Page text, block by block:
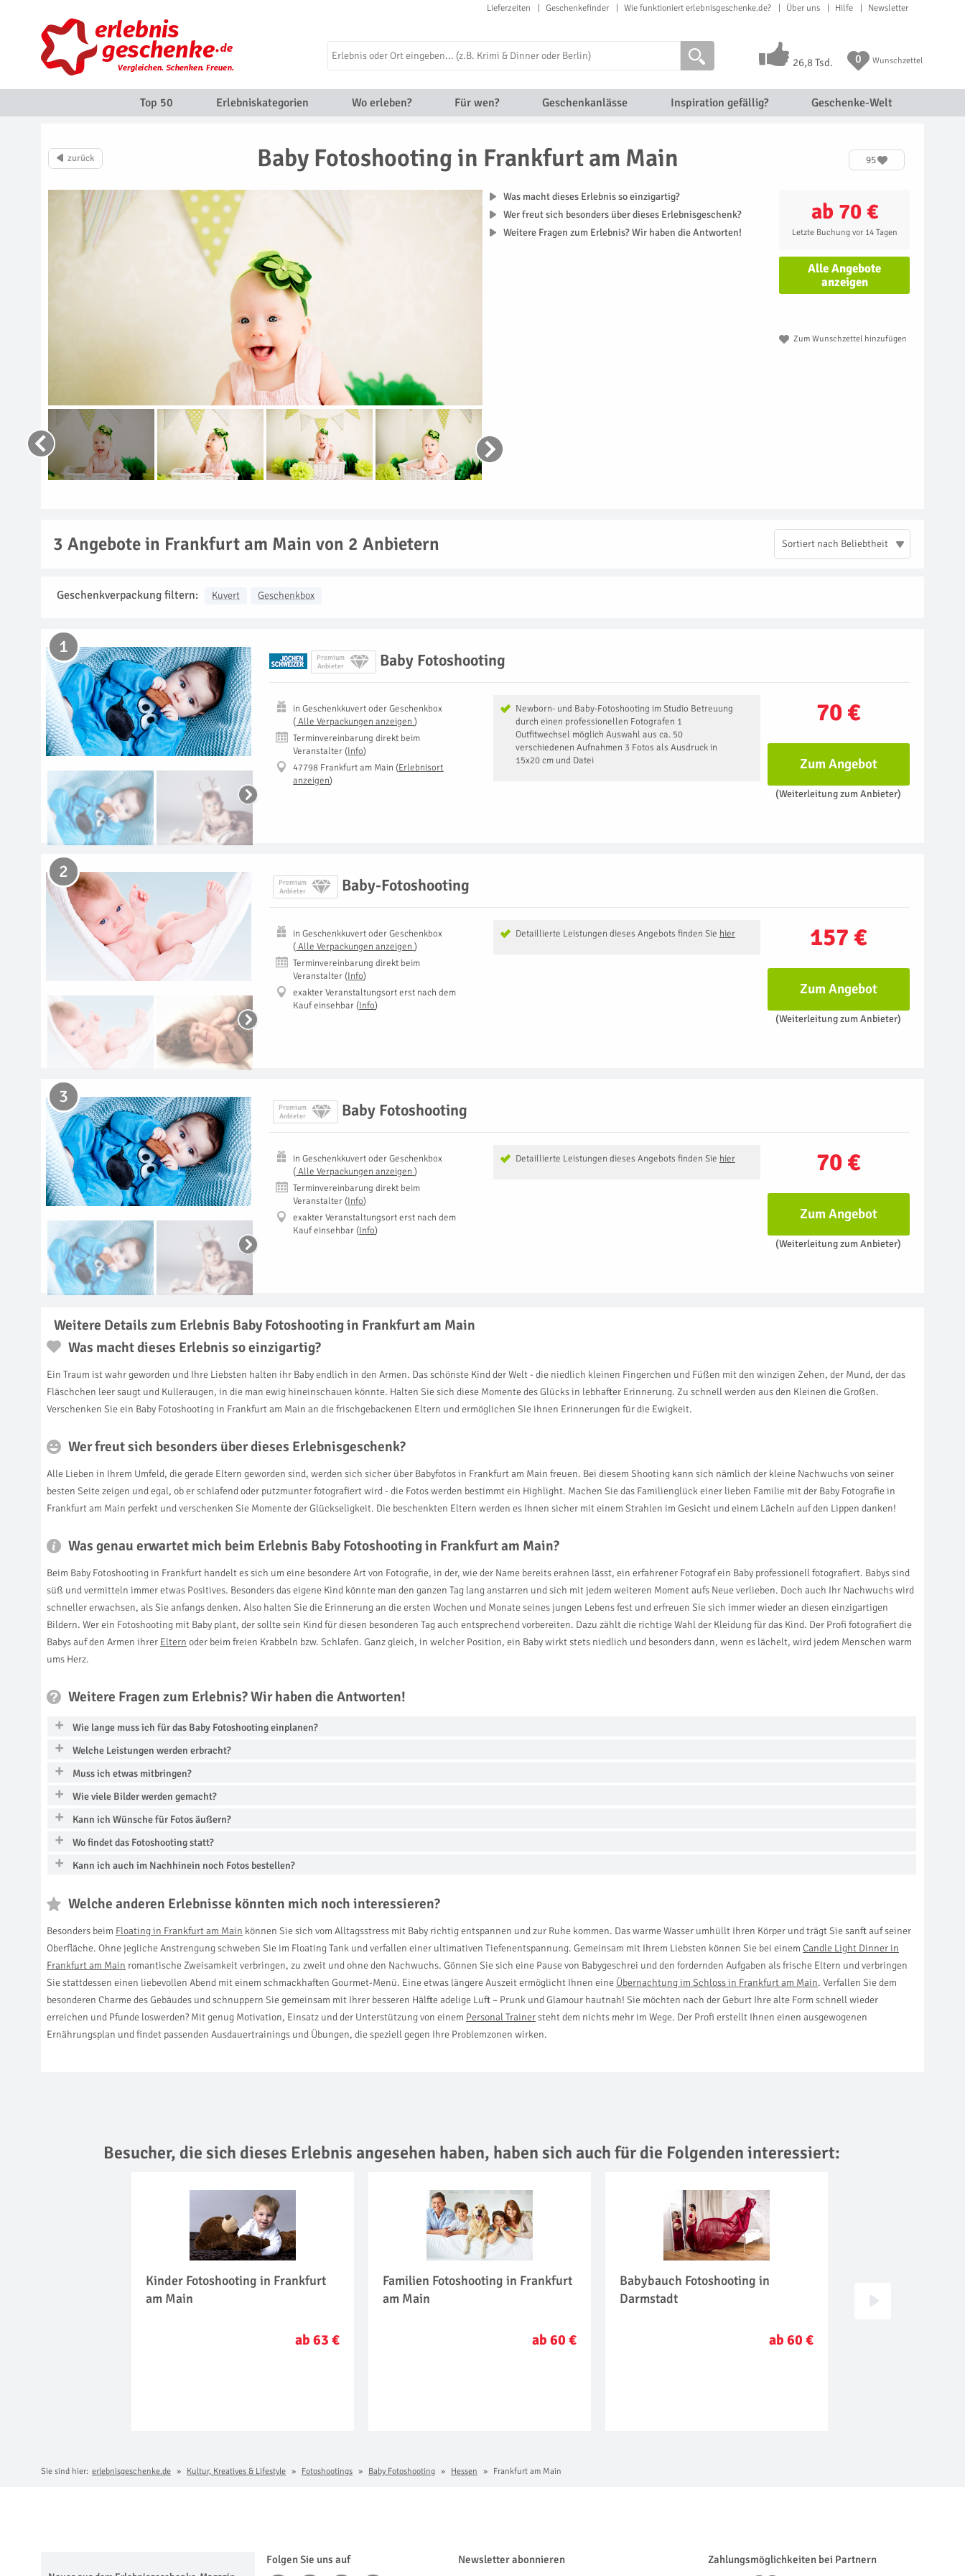
Lieferzeiten Geschenkefinder Wie funktioniert erlebnisgeschenke.de? Über uns Hilfe Newsletter
26,8 Tsd. 0 Wunschzettel
Top 50 Erlebniskategorien Wo erleben? Für wen? Geschenkanlässe Inspiration gefällig? Geschenke-Welt
Baby Fotoshooting in Frankfurt am Main 95
ab 70 €
Letzte Buchung vor 14 Tagen
Alle Angebote
anzeigen
Zum Wunschzettel hinzufügen
Was macht dieses Erlebnis so einzigartig?
Wer freut sich besonders über dieses Erlebnisgeschenk?
Weitere Fragen zum Erlebnis? Wir haben die Antworten!
3 Angebote in Frankfurt am Main von 2 Anbietern Sortiert nach Beliebtheit
Geschenkverpackung filtern: Kuvert Geschenkbox
Premium
Anbieter
Baby Fotoshooting
1
70 €
Newborn- und Baby-Fotoshooting im Studio Betreuung
durch einen professionellen Fotografen 1
Outfitwechsel möglich Auswahl aus ca. 50
verschiedenen Aufnahmen 3 Fotos als Ausdruck in
15x20 cm und Datei
inGeschenkkuvert oder Geschenkbox
( Alle Verpackungen anzeigen )
Terminvereinbarung direkt beim
Veranstalter (Info)
47798 Frankfurt am Main (Erlebnisort
anzeigen)
Zum Angebot
(Weiterleitung zum Anbieter)
Premium
Anbieter
Baby-Fotoshooting
2
157 €
Detaillierte Leistungen dieses Angebots finden Sie hier
inGeschenkkuvert oder Geschenkbox
( Alle Verpackungen anzeigen )
Terminvereinbarung direkt beim
Veranstalter (Info)
exakter Veranstaltungsort erst nach dem
Kauf einsehbar (Info)
Zum Angebot
(Weiterleitung zum Anbieter)
Premium
Anbieter
Baby Fotoshooting
3
70 €
Detaillierte Leistungen dieses Angebots finden Sie hier
inGeschenkkuvert oder Geschenkbox
( Alle Verpackungen anzeigen )
Terminvereinbarung direkt beim
Veranstalter (Info)
exakter Veranstaltungsort erst nach dem
Kauf einsehbar (Info)
Zum Angebot
(Weiterleitung zum Anbieter)
Weitere Details zum Erlebnis Baby Fotoshooting in Frankfurt am Main
Was macht dieses Erlebnis so einzigartig?
Ein Traum ist wahr geworden und Ihre Liebsten halten ihr Baby endlich in den Armen. Das schönste Kind der Welt - die niedlich kleinen Fingerchen und Füßen mit den winzigen Zehen, der Mund, der das
Fläschchen leer saugt und Kulleraugen, in die man ewig hineinschauen könnte. Halten Sie sich diese Momente des Glücks in lebhafter Erinnerung. Zu schnell werden aus den Kleinen die Großen.
Verschenken Sie ein Baby Fotoshooting in Frankfurt am Main an die frischgebackenen Eltern und ermöglichen Sie ihnen Erinnerungen für die Ewigkeit.
Wer freut sich besonders über dieses Erlebnisgeschenk?
Alle Lieben in Ihrem Umfeld, die gerade Eltern geworden sind, werden sich sicher über Babyfotos in Frankfurt am Main freuen. Bei diesem Shooting kann sich nämlich der kleine Nachwuchs von seiner
besten Seite zeigen und egal, ob er schlafend oder putzmunter fotografiert wird - die Fotos werden bestimmt ein Highlight. Machen Sie das Familienglück einer lieben Familie mit der Baby Fotografie in
Frankfurt am Main perfekt und verschenken Sie Momente der Glückseligkeit. Die beschenkten Eltern werden es Ihnen sicher mit einem Strahlen im Gesicht und einem Lächeln auf den Lippen danken!
Was genau erwartet mich beim Erlebnis Baby Fotoshooting in Frankfurt am Main?
Beim Baby Fotoshooting in Frankfurt handelt es sich um eine besondere Art von Fotografie, in der, wie der Name bereits erahnen lässt, ein erfahrener Fotograf ein Baby professionell fotografiert. Babys sind
süß und vermitteln immer etwas Positives. Besonders das eigene Kind könnte man den ganzen Tag lang anstarren und sich mit jedem weiteren Moment aufs Neue verlieben. Doch auch Ihr Nachwuchs wird
schneller erwachsen, als Sie anfangs denken. Also halten Sie die Erinnerung an die ersten Wochen und Monate seines jungen Lebens fest und erfreuen Sie sich immer wieder an diesen einzigartigen
Bildern. Wer ein Fotoshooting mit Baby plant, der sollte sein Kind für diesen besonderen Tag auch entsprechend vorbereiten. Dazu zählt die richtige Wahl der Kleidung für das Kind. Der Profi fotografiert die
Babys auf den Armen ihrer Eltern oder beim freien Krabbeln bzw. Schlafen. Ganz gleich, in welcher Position, ein Baby wirkt stets niedlich und besonders dann, wenn es lächelt, wird jedem Menschen warm
ums Herz.
Weitere Fragen zum Erlebnis? Wir haben die Antworten!
Wie lange muss ich für das Baby Fotoshooting einplanen?
Welche Leistungen werden erbracht?
Muss ich etwas mitbringen?
Wie viele Bilder werden gemacht?
Kann ich Wünsche für Fotos äußern?
Wo findet das Fotoshooting statt?
Kann ich auch im Nachhinein noch Fotos bestellen?
Welche anderen Erlebnisse könnten mich noch interessieren?
Besonders beim Floating in Frankfurt am Main können Sie sich vom Alltagsstress mit Baby richtig entspannen und zur Ruhe kommen. Das warme Wasser umhüllt Ihren Körper und trägt Sie sanft auf seiner
Oberfläche. Ohne jegliche Anstrengung schweben Sie im Floating Tank und verfallen einer ultimativen Tiefenentspannung. Gemeinsam mit Ihrem Liebsten können Sie bei einem Candle Light Dinner in
Frankfurt am Main romantische Zweisamkeit verbringen, zu zweit und ohne den Nachwuchs. Gönnen Sie sich eine Pause von Babygeschrei und den fordernden Aufgaben als frische Eltern und verbringen
Sie stattdessen einen liebevollen Abend mit einem schmackhaften Gourmet-Menü. Eine etwas längere Auszeit ermöglicht Ihnen eine Übernachtung im Schloss in Frankfurt am Main. Verfallen Sie dem
besonderen Charme des Gebäudes und schnuppern Sie gemeinsam mit Ihrer besseren Hälfte adelige Luft – Prunk und Glamour hautnah! Sie möchten nach der Geburt Ihre alte Form schnell wieder
erreichen und Pfunde loswerden? Mit genug Motivation, Einsatz und der Unterstützung von einem Personal Trainersteht dem nichts mehr im Wege. Der Profi erstellt Ihnen einen ausgewogenen
Ernährungsplan und findet passenden Ausdauertrainings und Übungen, die speziell gegen Ihre Problemzonen wirken.
Besucher, die sich dieses Erlebnis angesehen haben, haben sich auch für die Folgenden interessiert:
Kinder Fotoshooting in Frankfurt
am Main
ab 63 €
Familien Fotoshooting in Frankfurt
am Main
ab 60 €
Babybauch Fotoshooting in
Darmstadt
ab 60 €
Frankfurt am Main
Sie sind hier: erlebnisgeschenke.de Kultur, Kreatives & Lifestyle Fotoshootings Baby Fotoshooting Hessen Frankfurt am Main
Folgen Sie uns auf Newsletter abonnieren Zahlungsmöglichkeiten bei Partnern